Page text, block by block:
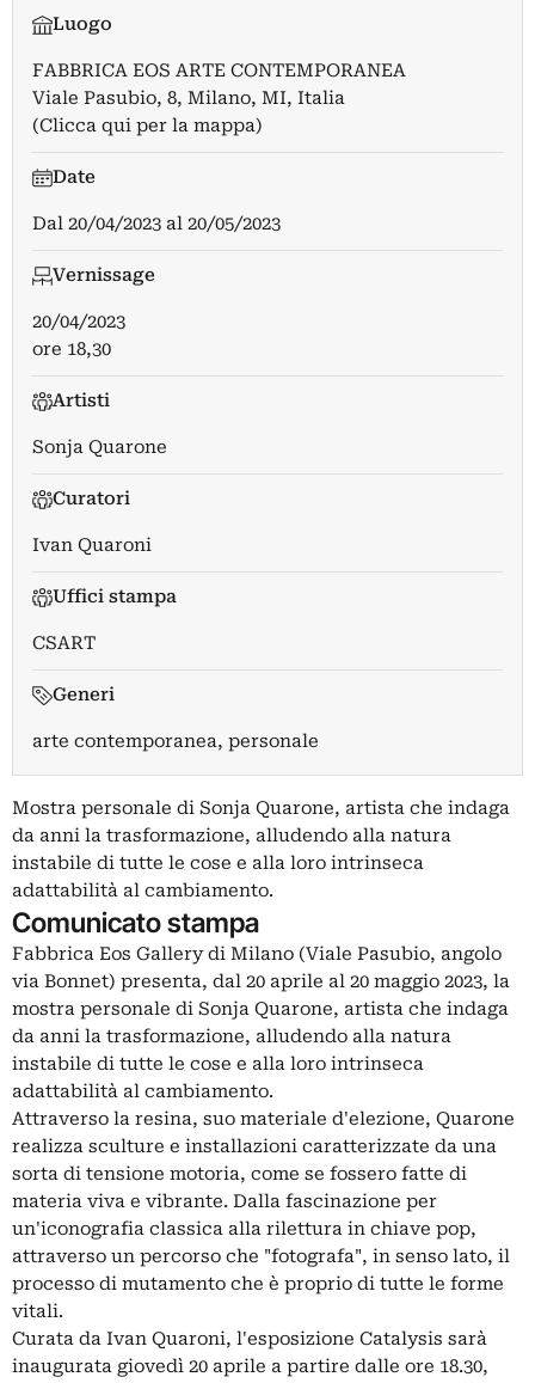
Luogo
FABBRICA EOS ARTE CONTEMPORANEA
Viale Pasubio, 8, Milano, MI, Italia
(Clicca qui per la mappa)
Date
Dal 20/04/2023 al 20/05/2023
Vernissage
20/04/2023
ore 18,30
Artisti
Sonja Quarone
Curatori
Ivan Quaroni
Uffici stampa
CSART
Generi
arte contemporanea, personale
Mostra personale di Sonja Quarone, artista che indaga
da anni la trasformazione, alludendo alla natura
instabile di tutte le cose e alla loro intrinseca
adattabilità al cambiamento.
Comunicato stampa
Fabbrica Eos Gallery di Milano (Viale Pasubio, angolo
via Bonnet) presenta, dal 20 aprile al 20 maggio 2023, la
mostra personale di Sonja Quarone, artista che indaga
da anni la trasformazione, alludendo alla natura
instabile di tutte le cose e alla loro intrinseca
adattabilità al cambiamento.
Attraverso la resina, suo materiale d'elezione, Quarone
realizza sculture e installazioni caratterizzate da una
sorta di tensione motoria, come se fossero fatte di
materia viva e vibrante. Dalla fascinazione per
un'iconografia classica alla rilettura in chiave pop,
attraverso un percorso che "fotografa", in senso lato, il
processo di mutamento che è proprio di tutte le forme
vitali.
Curata da Ivan Quaroni, l'esposizione Catalysis sarà
inaugurata giovedì 20 aprile a partire dalle ore 18.30,